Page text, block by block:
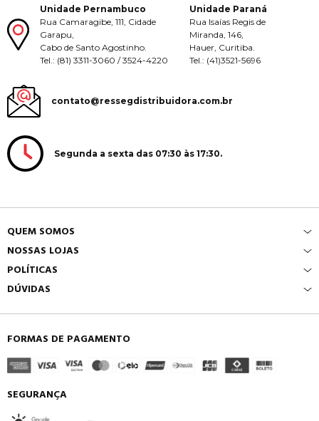
Unidade Pernambuco
Rua Camaragibe, 111, Cidade
Garapu,
Cabo de Santo Agostinho.
Tel.: (81) 3311-3060 / 3524-4220
Unidade Paraná
Rua Isaías Regis de
Miranda, 146,
Hauer, Curitiba.
Tel.: (41)3521-5696
contato@ressegdistribuidora.com.br
Segunda a sexta das 07:30 às 17:30.
QUEM SOMOS
NOSSAS LOJAS
POLÍTICAS
DÚVIDAS
FORMAS DE PAGAMENTO
SEGURANÇA